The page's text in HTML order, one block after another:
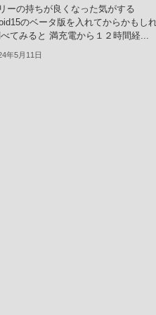
ーの持ちが良くなった気がする
のベータ版を入れてからかもし
てみると 満充電から１２時間経...
年5月11日